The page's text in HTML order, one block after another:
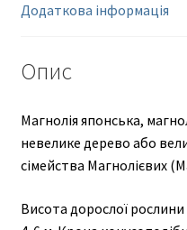
Додаткова інформація
Опис
Магнолія японська,
невелике дерево або
сімейства Магнолієвих
Висота дорослої